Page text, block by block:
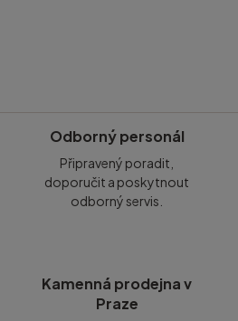
Odborný personál
Připravený poradit,
doporučit a poskytnout
odborný servis.
Kamenná prodejna v
Praze